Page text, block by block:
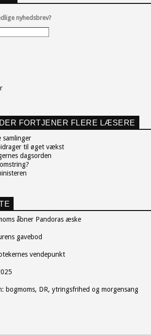
nyhedsbrev?
FORTJENER FLERE LÆSERE
samlinger
til øget vækst
dagsorden
åbner Pandoras æske
gavebod
vendepunkt
bogmoms, DR, ytringsfrihed og morgensang